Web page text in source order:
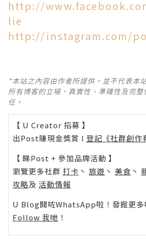
http://
lie
http://instagram.com/
*本站之內容由作者所提供，並不代表本
所有博客的立場、真實性、準確性及完
任。
【 U Creator 招募 】
出Post賺現金獎賞 l 登記《社群創作
【 睇Post + 參加品牌活動 】
瀏覽更多社群 打卡 丶 旅遊 丶 美食 丶
攻略及 活動情報
U Blog開咗WhatsApp啦！發掘更多
Follow 我哋 ！